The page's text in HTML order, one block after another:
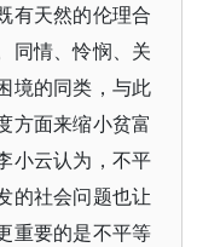
有天然的伦理合
同情、怜悯、关
境的同类，与此
方面来缩小贫富
小云认为，不平
的社会问题也让
重要的是不平等